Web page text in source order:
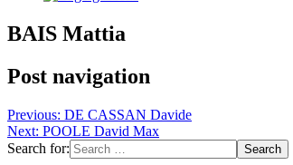
BAIS Mattia
Post navigation
Previous: DE CASSAN Davide
Next: POOLE David Max
Search for: